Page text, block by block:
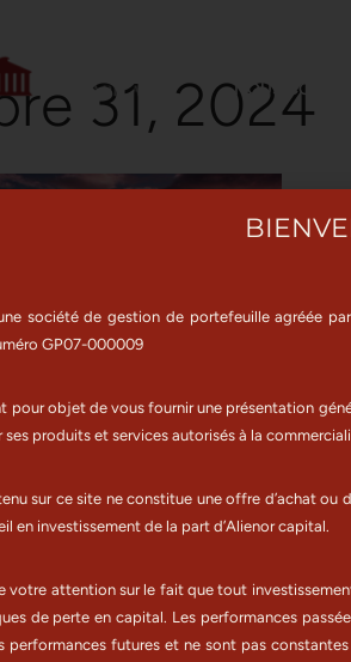
NOUS
31, 2024
de la période
2028
octobre 31, 2024
société de gestion de portefeuille agréée
GP07-000009
pour objet de vous fournir une présentation
produits et services autorisés à la
sur ce site ne constitue une offre d’achat ou
en investissement de la part d’Alienor capital.
votre attention sur le fait que tout
de perte en capital. Les performances
performances futures et ne sont pas